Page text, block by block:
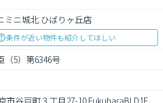
ミニ城北 ひばりヶ丘店
条件が近い物件も紹介してほしい
（5）第6346号
市谷戸町３丁目27-10 FukuharaBLD1F